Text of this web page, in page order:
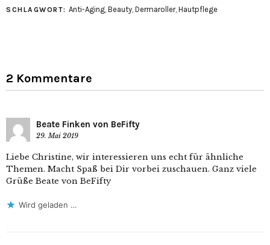
SCHLAGWORT: Anti-Aging Beauty Dermaroller, Hautpflege
2 Kommentare
Beate Finken von BeFifty
29. Mai 2019
Liebe Christine, wir interessieren uns echt für ähnliche
Themen. Macht Spaß bei Dir vorbei zuschauen. Ganz viele
Grüße Beate von BeFifty
Wird geladen …